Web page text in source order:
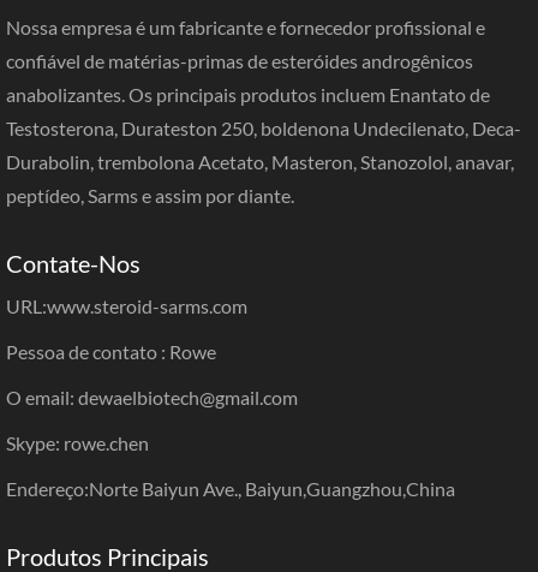
Nossa empresa é um fabricante e fornecedor profissional e
confiável de matérias-primas de esteróides androgênicos
anabolizantes. Os principais produtos incluem Enantato de
Testosterona, Durateston 250, boldenona Undecilenato, Deca-
Durabolin, trembolona Acetato, Masteron, Stanozolol, anavar,
peptídeo, Sarms e assim por diante.
Contate-Nos
URL:www.steroid-sarms.com
Pessoa de contato : Rowe
O email: dewaelbiotech@gmail.com
Skype: rowe.chen
Endereço:Norte Baiyun Ave., Baiyun,Guangzhou,China
Produtos Principais